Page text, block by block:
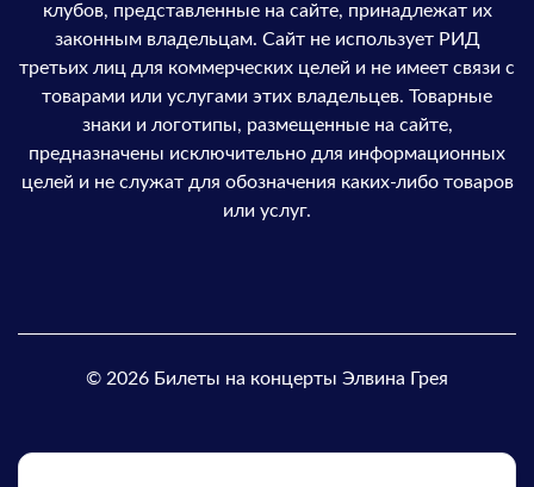
клубов, представленные на сайте, принадлежат их
законным владельцам. Сайт не использует РИД
третьих лиц для коммерческих целей и не имеет связи с
товарами или услугами этих владельцев. Товарные
знаки и логотипы, размещенные на сайте,
предназначены исключительно для информационных
целей и не служат для обозначения каких-либо товаров
или услуг.
© 2026 Билеты на концерты Элвина Грея